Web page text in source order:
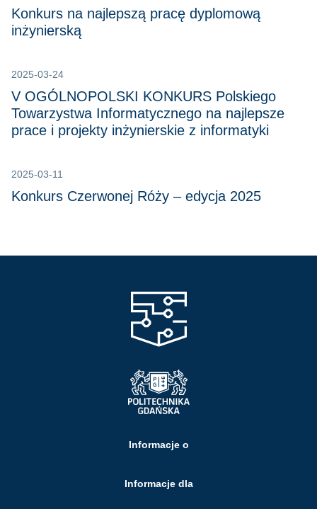
Konkurs na najlepszą pracę dyplomową
inżynierską
2025-03-24
V OGÓLNOPOLSKI KONKURS Polskiego
Towarzystwa Informatycznego na najlepsze
prace i projekty inżynierskie z informatyki
2025-03-11
Konkurs Czerwonej Róży – edycja 2025
Informacje o
Informacje dla